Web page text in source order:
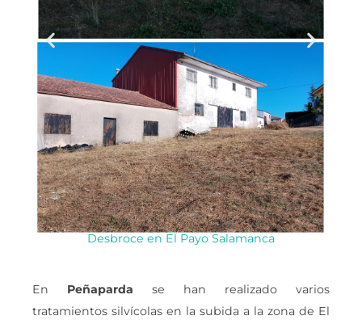
Desbroce en El Payo Salamanca
En Peñaparda se han realizado varios
tratamientos silvícolas en la subida a la zona de El